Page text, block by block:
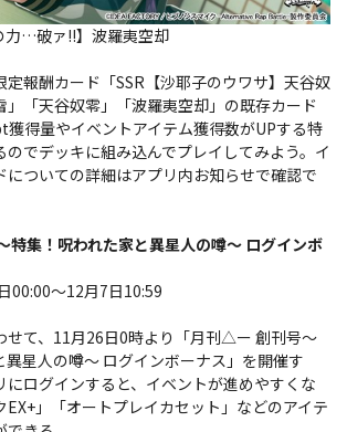
力…破ァ!!】波羅夷空却
定報酬カード「SSR【沙耶子のウワサ】天谷奴
」「天谷奴零」「波羅夷空却」の既存カード
得量やイベントアイテム獲得数がUPする特
のでデッキに組み込んでプレイしてみよう。イ
についての詳細はアプリ内お知らせで確認で
集！呪われた家と異星人の噂～ ログインボ
00:00～12月7日10:59
せて、11月26日0時より「月刊△ー 創刊号～
星人の噂～ ログインボーナス」を開催す
にログインすると、イベントが進めやすくな
EX+」「オートプレイカセット」などのアイテ